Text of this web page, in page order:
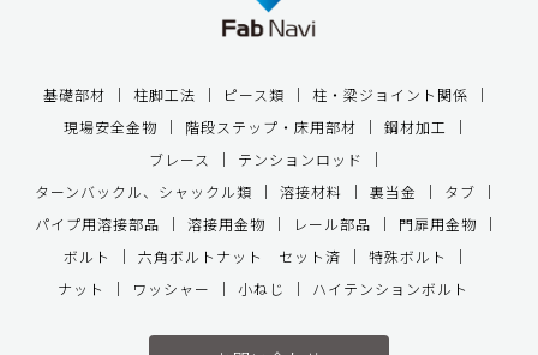
基礎部材 柱脚工法 ピース類
柱・梁ジョイント関係
現場安全金物
階段ステップ・床用部材
鋼材加工
ブレース
テンションロッド
ターンバックル、シャックル類
溶接材料 裏当金
タブ
パイプ用溶接部品
溶接用金物 レール部品
門扉用金物
ボルト
六角ボルトナット セット済
特殊ボルト
ナット
ワッシャー 小ねじ ハイテンションボルト